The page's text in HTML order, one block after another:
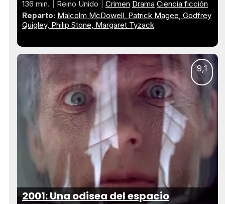
136 min. Reino Unido Crimen Drama Ciencia ficción
Reparto: Malcolm McDowell Patrick Magee Godfrey
Quigley Philip Stone Margaret Tyzack
9,1
2001: Una odisea del espacio